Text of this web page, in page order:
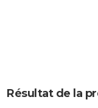
CARTE DE VOEUX
Résultat de la